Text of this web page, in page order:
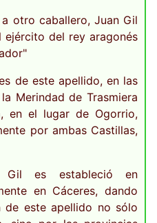
a otro caballero, Juan Gil
ejército del rey aragonés
de este apellido, en las
Merindad de Trasmiera
en el lugar de Ogorrio,
por ambas Castillas,
es estableció en
en Cáceres, dando
este apellido no sólo